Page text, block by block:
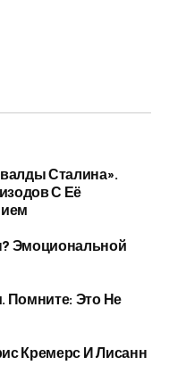
Сталина».
С Её
Эмоциональной
Помните: Это Не
Кремерс И Лисанн